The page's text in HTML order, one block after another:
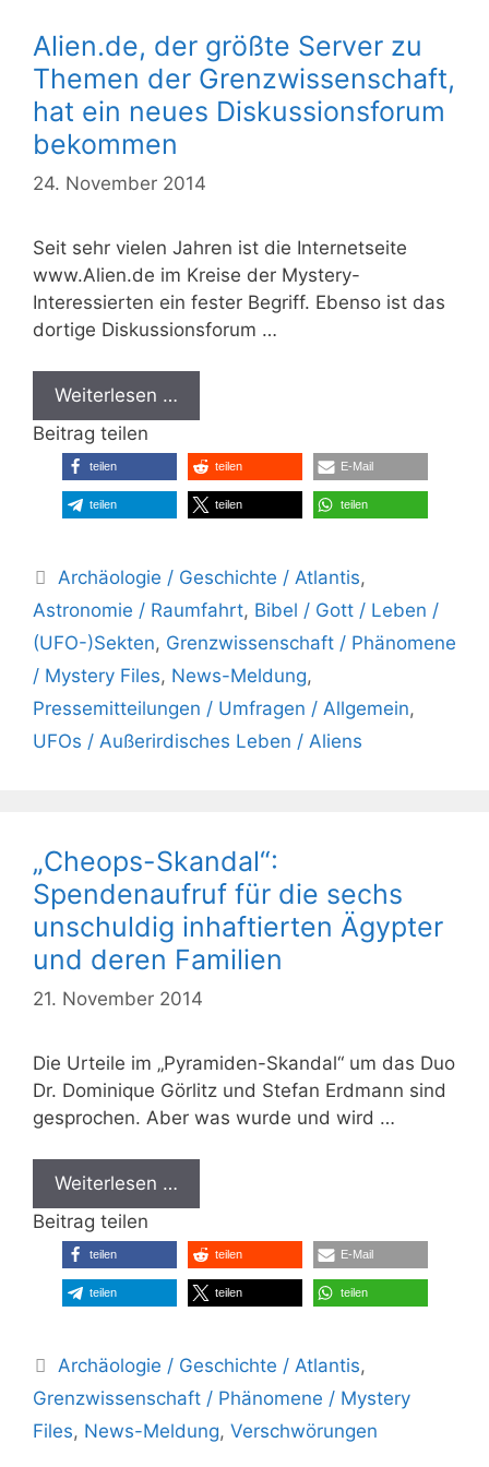
Alien.de, der größte Server zu
Themen der Grenzwissenschaft,
hat ein neues Diskussionsforum
bekommen
24. November 2014
Seit sehr vielen Jahren ist die Internetseite
www.Alien.de im Kreise der Mystery-
Interessierten ein fester Begriff. Ebenso ist das
dortige Diskussionsforum …
Weiterlesen …
Beitrag teilen
teilen teilen E-Mail
teilen teilen teilen
Kategorien
Archäologie / Geschichte / Atlantis,
Astronomie / Raumfahrt, Bibel / Gott / Leben /
(UFO-)Sekten, Grenzwissenschaft / Phänomene
/ Mystery Files, News-Meldung,
Pressemitteilungen / Umfragen / Allgemein,
UFOs / Außerirdisches Leben / Aliens
„Cheops-Skandal“:
Spendenaufruf für die sechs
unschuldig inhaftierten Ägypter
und deren Familien
21. November 2014
Die Urteile im „Pyramiden-Skandal“ um das Duo
Dr. Dominique Görlitz und Stefan Erdmann sind
gesprochen. Aber was wurde und wird …
Weiterlesen …
Beitrag teilen
teilen teilen E-Mail
teilen teilen teilen
Kategorien
Archäologie / Geschichte / Atlantis,
Grenzwissenschaft / Phänomene / Mystery
Files, News-Meldung, Verschwörungen